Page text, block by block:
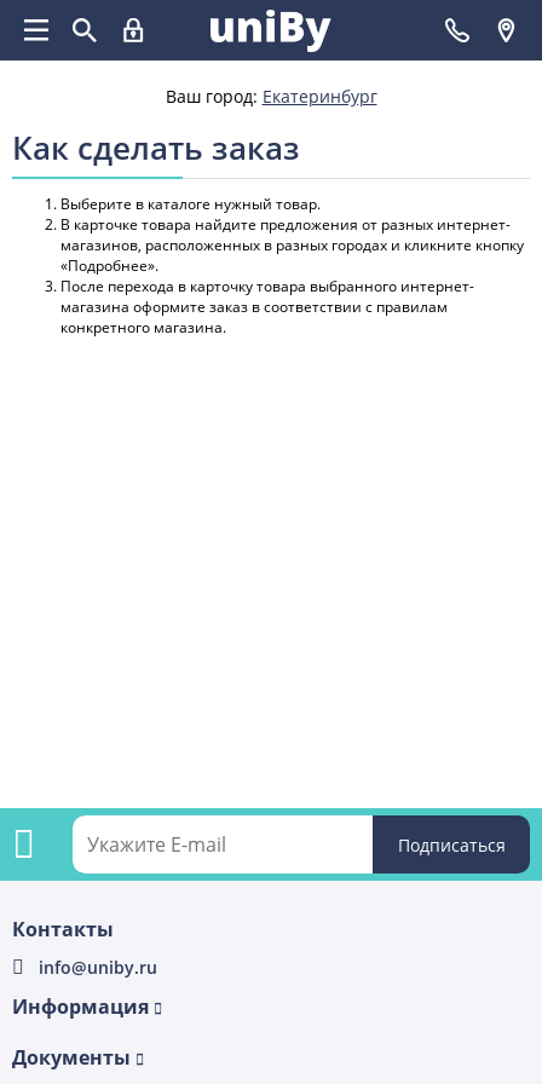
Ваш город: Екатеринбург
Как сделать заказ
Выберите в каталоге нужный товар.
В карточке товара найдите предложения от разных интернет-
магазинов, расположенных в разных городах и кликните кнопку
«Подробнее».
После перехода в карточку товара выбранного интернет-
магазина оформите заказ в соответствии с правилам
конкретного магазина.
Контакты
info@uniby.ru
Информация
Документы